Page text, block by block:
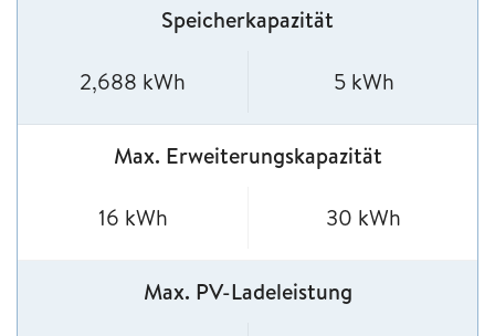
Speicherkapazität
2,688 kWh 5 kWh
Max. Erweiterungskapazität
16 kWh 30 kWh
Max. PV-Ladeleistung